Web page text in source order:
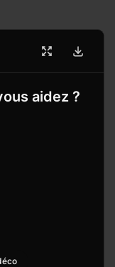
aidez ?